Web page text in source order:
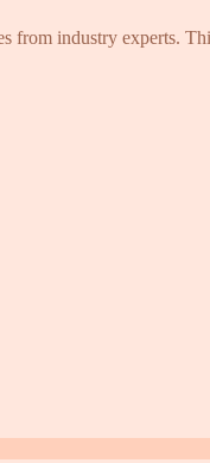
from industry experts.